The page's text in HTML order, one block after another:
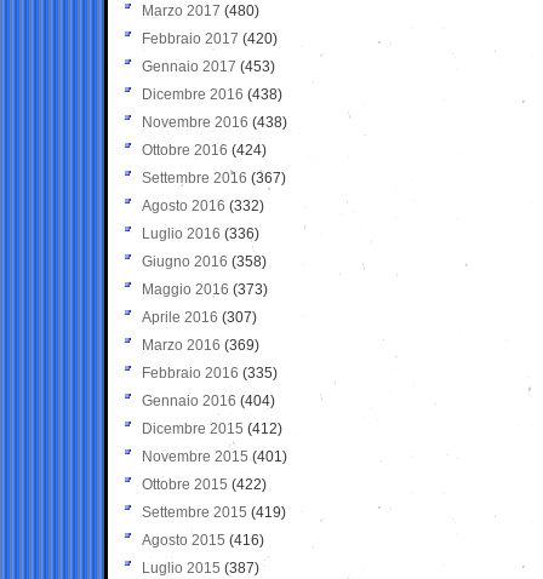
Marzo 2017 (480)
Febbraio 2017 (420)
Gennaio 2017 (453)
Dicembre 2016 (438)
Novembre 2016 (438)
Ottobre 2016 (424)
Settembre 2016 (367)
Agosto 2016 (332)
Luglio 2016 (336)
Giugno 2016 (358)
Maggio 2016 (373)
Aprile 2016 (307)
Marzo 2016 (369)
Febbraio 2016 (335)
Gennaio 2016 (404)
Dicembre 2015 (412)
Novembre 2015 (401)
Ottobre 2015 (422)
Settembre 2015 (419)
Agosto 2015 (416)
Luglio 2015 (387)